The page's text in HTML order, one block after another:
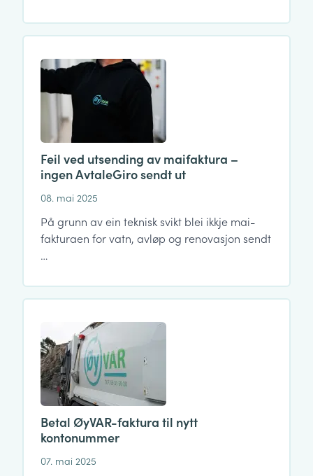
Feil ved utsending av maifaktura –
ingen AvtaleGiro sendt ut
08. mai 2025
På grunn av ein teknisk svikt blei ikkje mai-
fakturaen for vatn, avløp og renovasjon sendt
…
Betal ØyVAR-faktura til nytt
kontonummer
07. mai 2025